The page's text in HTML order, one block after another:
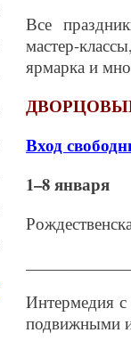
Все
мастер-
ярмарка и
Вход
1–8 января
Интермедия
подвижными